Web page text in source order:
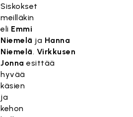
Siskokset
meilläkin
eli Emmi
Niemelä ja Hanna
Niemelä. Virkkusen
Jonna esittää
hyvää
käsien
ja
kehon